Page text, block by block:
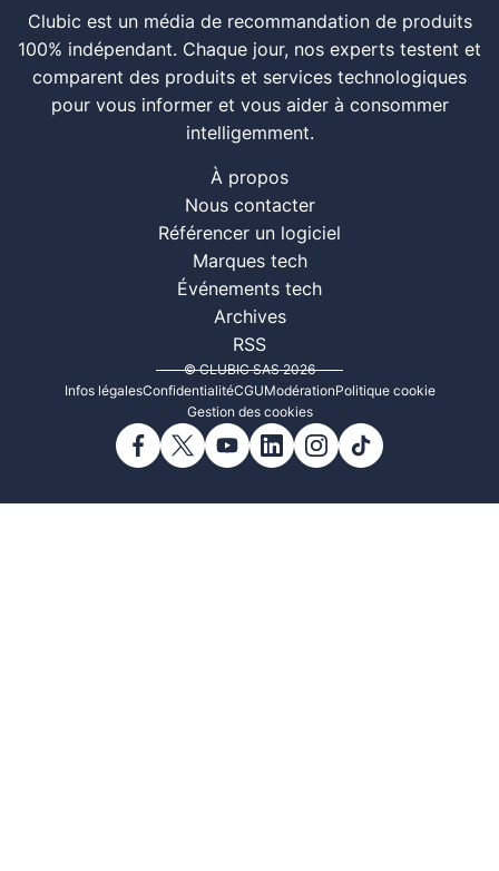
Clubic est un média de recommandation de produits
100% indépendant. Chaque jour, nos experts testent et
comparent des produits et services technologiques
pour vous informer et vous aider à consommer
intelligemment.
À propos
Nous contacter
Référencer un logiciel
Marques tech
Événements tech
Archives
RSS
© CLUBIC SAS 2026
Infos légalesConfidentialitéCGUModérationPolitique cookie
Gestion des cookies